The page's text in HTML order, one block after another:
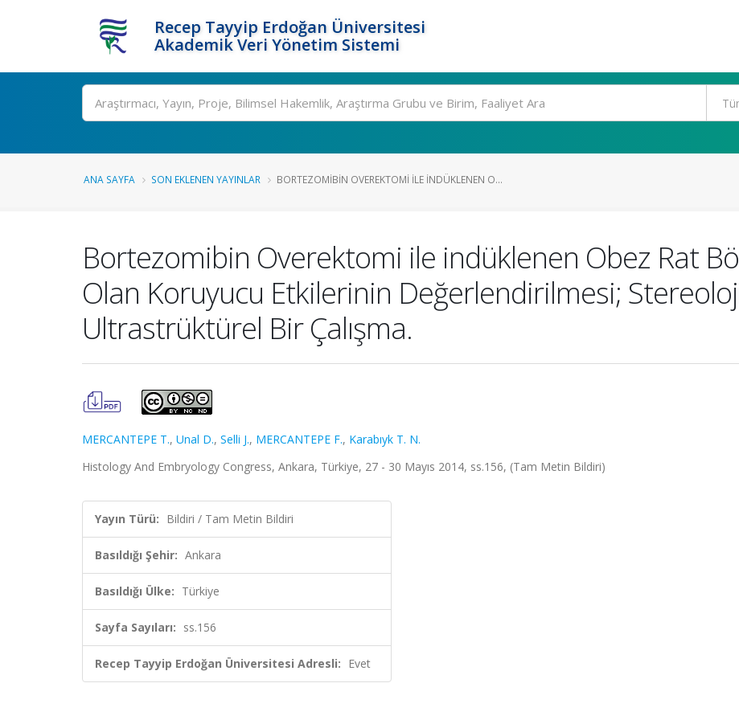
Recep Tayyip Erdoğan Üniversitesi
Akademik Veri Yönetim Sistemi
Ara
ANA SAYFA SON EKLENEN YAYINLAR BORTEZOMIBIN OVEREKTOMI ILE INDÜKLENEN O...
Bortezomibin Overektomi ile indüklenen Obez Rat
Olan Koruyucu Etkilerinin Değerlendirilmesi;
Ultrastrüktürel Bir Çalışma.
MERCANTEPE T., Unal D., Selli J., MERCANTEPE F., Karabıyk T. N.
Histology And Embryology Congress, Ankara, Türkiye, 27 - 30 Mayıs 2014, ss.156, (Tam Metin Bildiri)
Yayın Türü: Bildiri / Tam Metin Bildiri
Basıldığı Şehir: Ankara
Basıldığı Ülke: Türkiye
Sayfa Sayıları: ss.156
Recep Tayyip Erdoğan Üniversitesi Adresli: Evet